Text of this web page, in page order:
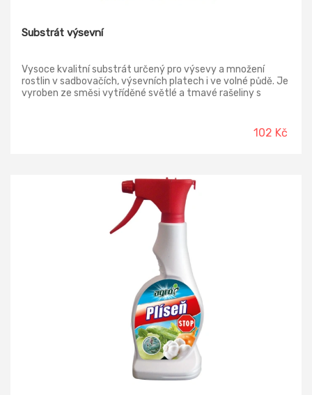
Substrát výsevní
Vysoce kvalitní substrát určený pro výsevy a množení
rostlin v sadbovačích, výsevních platech i ve volné půdě. Je
vyroben ze směsi vytříděné světlé a tmavé rašeliny s
PG mix. Smáčedlo FIBA – ZORB podporuje transport vody a
živin k mladým rostlinám. Huminové látky stimulují tvorbu
102 Kč